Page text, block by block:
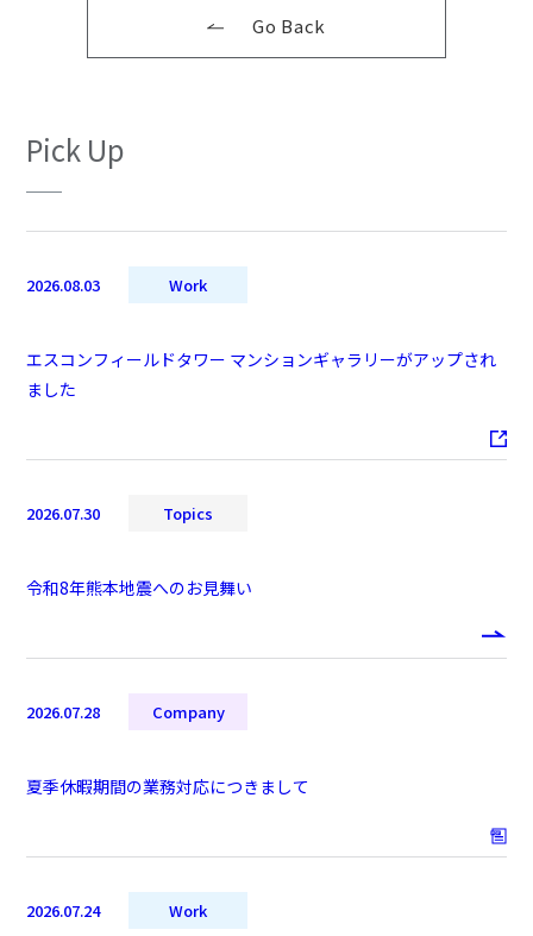
Go Back
Pick Up
2026.08.03 Work
エスコンフィールドタワー マンションギャラリーがアップされ
ました
2026.07.30 Topics
令和8年熊本地震へのお見舞い
2026.07.28 Company
夏季休暇期間の業務対応につきまして
2026.07.24 Work